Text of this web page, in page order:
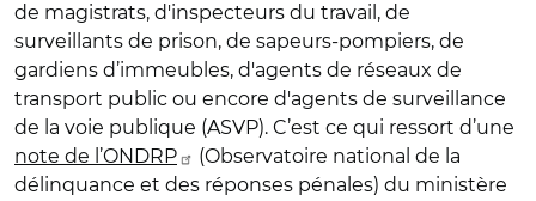
de magistrats, d'inspecteurs du travail, de
surveillants de prison, de sapeurs-pompiers, de
gardiens d’immeubles, d'agents de réseaux de
transport public ou encore d'agents de surveillance
de la voie publique (ASVP). C’est ce qui ressort d’une
note de l’ONDRP
(Observatoire national de la
délinquance et des réponses pénales) du ministère